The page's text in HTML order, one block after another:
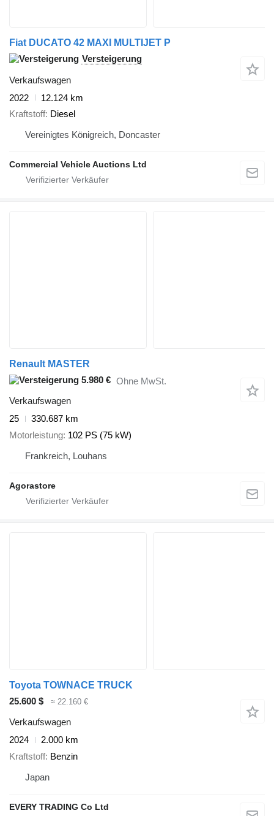
Fiat DUCATO 42 MAXI MULTIJET P
Versteigerung
Verkaufswagen
2022
12.124 km
Kraftstoff Diesel
Vereinigtes Königreich, Doncaster
Commercial Vehicle Auctions Ltd
Renault MASTER
5.980 € Ohne MwSt.
Verkaufswagen
25
330.687 km
Motorleistung 102 PS (75 kW)
Frankreich, Louhans
Agorastore
Toyota TOWNACE TRUCK
25.600 $
≈ 22.160 €
Verkaufswagen
2024
2.000 km
Kraftstoff Benzin
Japan
EVERY TRADING Co Ltd